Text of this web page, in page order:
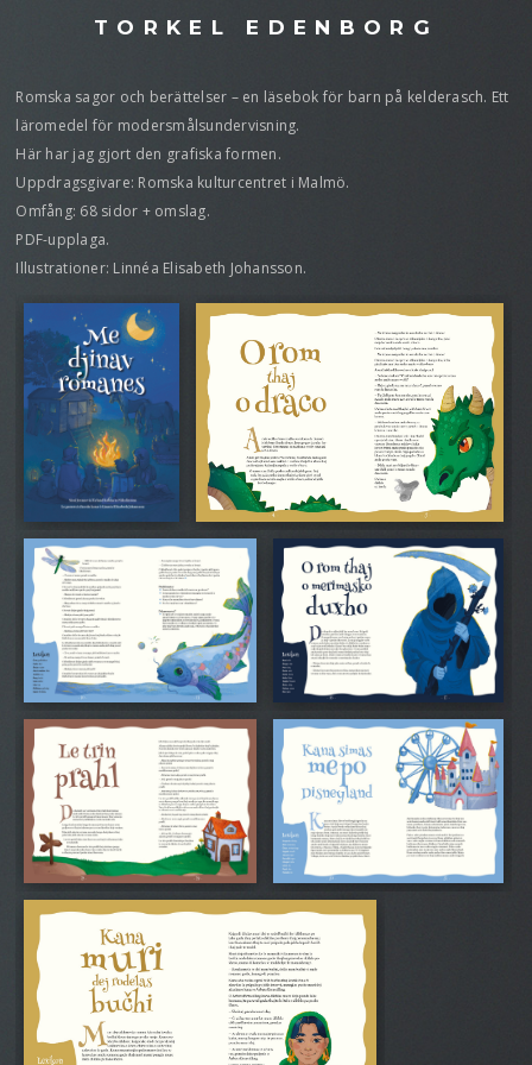
TORKEL EDENBORG
Romska sagor och berättelser – en läsebok för barn på kelderasch. Ett
läromedel för modersmålsundervisning.
Här har jag gjort den grafiska formen.
Uppdragsgivare: Romska kulturcentret i Malmö.
Omfång: 68 sidor + omslag.
PDF-upplaga.
Illustrationer: Linnéa Elisabeth Johansson.